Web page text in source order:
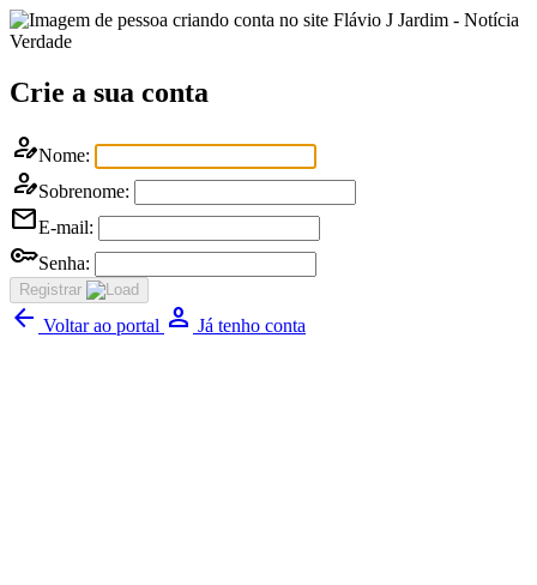
Flávio J Jardim - Notícia
Verdade
Crie a sua conta
person_editNome:
person_editSobrenome:
mailE-mail:
keySenha:
Registrar
arrow_back Voltar ao portal Person Já tenho conta